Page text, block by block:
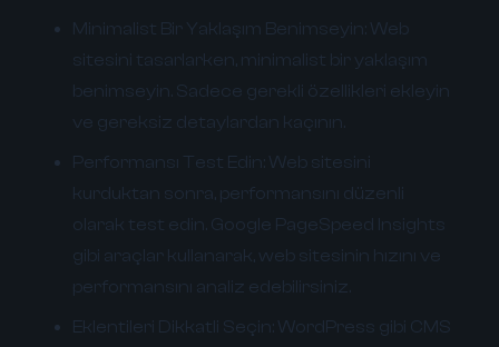
Minimalist Bir Yaklaşım Benimseyin: Web
sitesini tasarlarken, minimalist bir yaklaşım
benimseyin. Sadece gerekli özellikleri ekleyin
ve gereksiz detaylardan kaçının.
Performansı Test Edin: Web sitesini
kurduktan sonra, performansını düzenli
olarak test edin. Google PageSpeed Insights
gibi araçlar kullanarak, web sitesinin hızını ve
performansını analiz edebilirsiniz.
Eklentileri Dikkatli Seçin: WordPress gibi CMS